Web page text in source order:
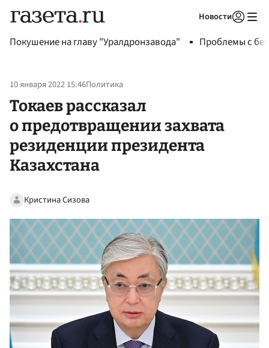
Новости
Покушение на главу "Уралдронзавода" Проблемы с
10 января 2022 15:46Политика
Токаев рассказал
о предотвращении захвата
резиденции президента
Казахстана
Кристина Сизова